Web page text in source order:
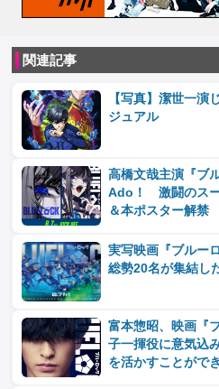
関連記事
【写真】潔世一演
ジュアル
高橋文哉主演『ブ
Ado！ 激闘のス
＆本ポスター解禁
実写映画『ブルー
総勢20名が集結し
富本惣昭、映画『
子一揮役に意気込
を活かすことがで